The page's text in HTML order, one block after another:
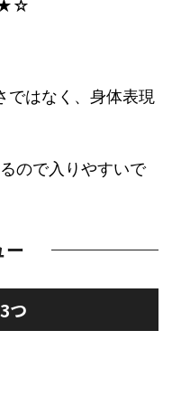
ではなく、身体表現
ので入りやすいで
ー
つ